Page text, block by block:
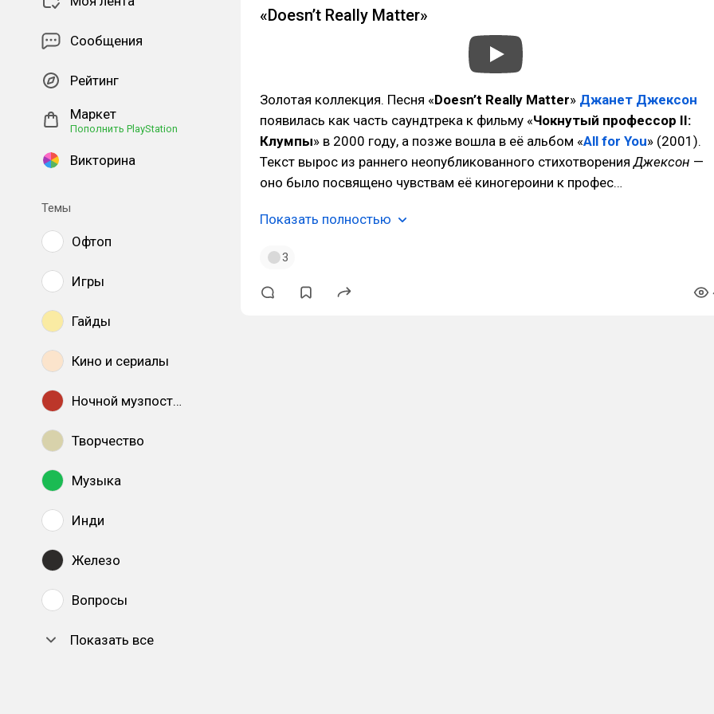
Сообщения
Рейтинг
Маркет
Пополнить PlayStation
Викторина
Темы
Офтоп
Игры
Гайды
Кино и сериалы
Ночной музпостинг
Творчество
Музыка
Инди
Железо
Вопросы
Показать все
«Doesn’t Really Matter»
Золотая коллекция. Песня «Doesn’t Really Matter» Джанет Джексон
появилась как часть саундтрека к фильму «Чокнутый профессор II:
Клумпы» в 2000 году, а позже вошла в её альбом «All for You» (2001).
Текст вырос из раннего неопубликованного стихотворенияДжексон —
оно было посвящено чувствам её киногероини к профес…
Показать полностью
3